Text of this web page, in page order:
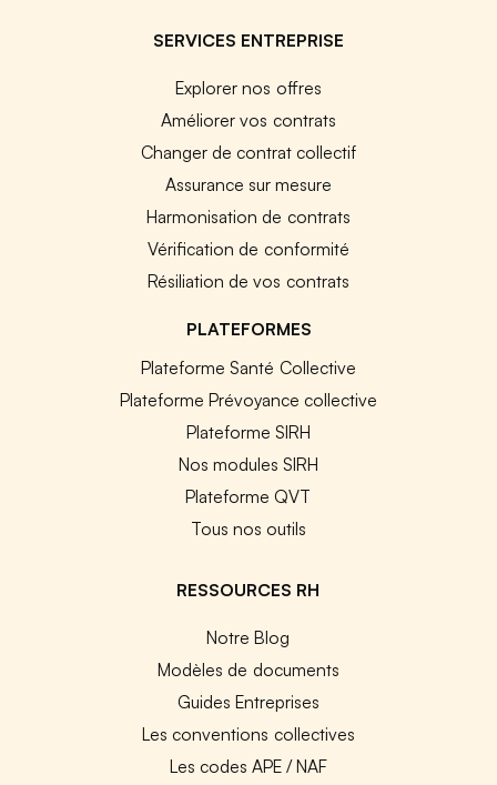
SERVICES ENTREPRISE
Explorer nos offres
Améliorer vos contrats
Changer de contrat collectif
Assurance sur mesure
Harmonisation de contrats
Vérification de conformité
Résiliation de vos contrats
PLATEFORMES
Plateforme Santé Collective
Plateforme Prévoyance collective
Plateforme SIRH
Nos modules SIRH
Plateforme QVT
Tous nos outils
RESSOURCES RH
Notre Blog
Modèles de documents
Guides Entreprises
Les conventions collectives
Les codes APE / NAF